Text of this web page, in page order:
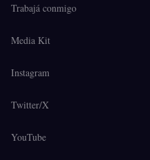
Trabajá conmigo
Media Kit
Instagram
Twitter/X
YouTube